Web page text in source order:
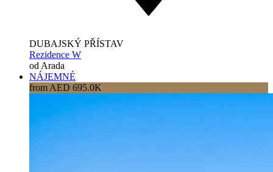
DUBAJSKÝ PŘÍSTAV
Rezidence W
od Arada
NÁJEMNÉ
from AED 695.0K